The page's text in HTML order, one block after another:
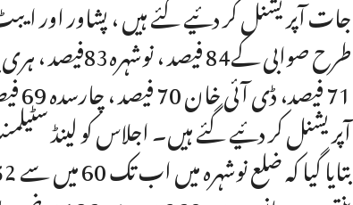
آپریشنل کر دئیے گئے ہیں۔ اجلاس کو لینڈ